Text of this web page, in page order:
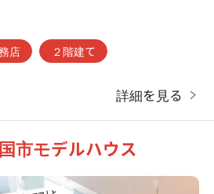
店 ２階建て
詳細を見る
市モデルハウス